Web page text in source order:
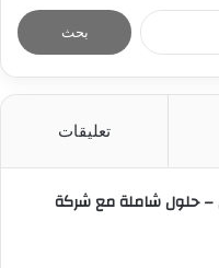
تعليقات
– حلول شاملة مع شركة